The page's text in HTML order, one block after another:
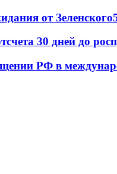
от Зеленского
30 дней до
РФ в